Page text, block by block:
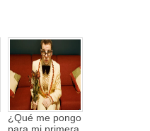
¿Qué me pongo